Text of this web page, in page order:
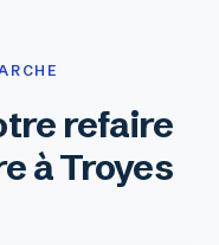
refaire
à Troyes